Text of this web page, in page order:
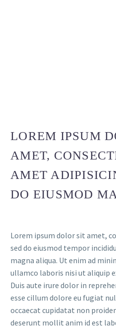
LOREM IPSUM
AMET,
AMET
DO EIUSMOD
Lorem ipsum dolor sit amet,
sed do eiusmod tempor
magna aliqua. Ut enim ad
ullamco laboris nisi ut aliquip
Duis aute irure dolor in
esse cillum dolore eu fugiat
occaecat cupidatat non
deserunt mollit anim id est